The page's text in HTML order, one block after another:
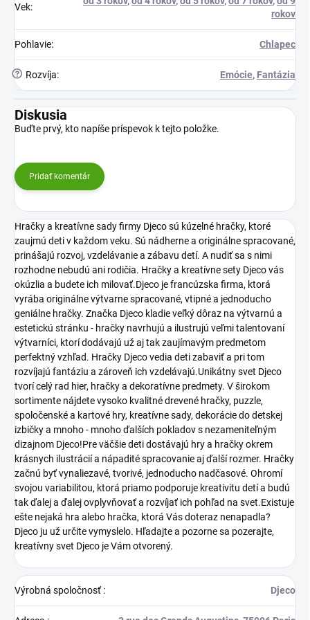
Vek:
rokov
Pohlavie: Chlapec
? Rozvíja: Emócie, Fantázia
Diskusia
Buďte prvý, kto napíše príspevok k tejto položke.
Pridať komentár
Hračky a kreatívne sady firmy Djeco sú kúzelné hračky, ktoré
zaujmú deti v každom veku. Sú nádherne a originálne spracované,
prinášajú rozvoj, vzdelávanie a zábavu detí. A nudiť sa s nimi
rozhodne nebudú ani rodičia. Hračky a kreatívne sety Djeco vás
okúzlia a budete ich milovať.Djeco je francúzska firma, ktorá
vyrába originálne výtvarne spracované, vtipné a jednoducho
geniálne hračky. Značka Djeco kladie veľký dôraz na výtvarnú a
estetickú stránku - hračky navrhujú a ilustrujú veľmi talentovaní
výtvarníci, ktorí dodávajú už aj tak zaujímavým predmetom
perfektný vzhľad. Hračky Djeco vedia deti zabaviť a pri tom
rozvíjajú fantáziu a zároveň ich vzdelávajú.Unikátny svet Djeco
tvorí celý rad hier, hračky a dekoratívne predmety. V širokom
sortimente nájdete vysoko kvalitné drevené hračky, puzzle,
spoločenské a kartové hry, kreatívne sady, dekorácie do detskej
izbičky a mnoho - mnoho ďalších pokladov s nezameniteľným
dizajnom Djeco!Pre väčšie deti dostávajú hry a hračky okrem
krásnych ilustrácií a nápadité spracovanie aj ďalší rozmer. Hračky
začnú byť vynaliezavé, tvorivé, jednoducho nadčasové. Ohromí
svojou variabilitou, ktorá priamo podporuje kreativitu detí a budú
tak ďalej a ďalej ovplyvňovať a rozvíjať ich pohľad na svet.Existuje
ešte nejaká hra alebo hračka, ktorá Vás doteraz nenapadla?
Djeco ju už určite vymyslelo. Hľadajte a pozorne sa pozerajte,
kreatívny svet Djeco je Vám otvorený.
Výrobná spoločnosť: Djeco